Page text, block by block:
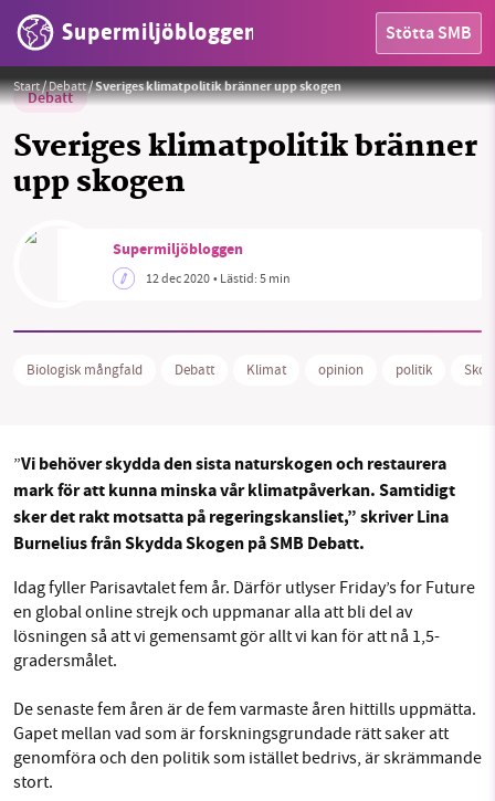
Supermiljöbloggen Stötta SMB
HEM
MILJÖFAKTA
Sparade inlägg
Threads LinkedIn
Start/Debatt/Sveriges klimatpolitik bränner upp skogen
Debatt
Sveriges klimatpolitik bränner
upp skogen
Foto:Greenpeace Sverige
Supermiljöbloggen
12 dec 2020• Lästid:5 min
Biologisk mångfald Debatt Klimat opinion politik Skog
”Vi behöver skydda den sista naturskogen och restaurera
mark för att kunna minska vår klimatpåverkan. Samtidigt
sker det rakt motsatta på regeringskansliet,” skriver Lina
Burnelius från Skydda Skogen på SMB Debatt.
Idag fyller Parisavtalet fem år. Därför utlyser Friday’s for Future
en global online strejk och uppmanar alla att bli del av
lösningen så att vi gemensamt gör allt vi kan för att nå 1,5-
gradersmålet.
De senaste fem åren är de fem varmaste åren hittills uppmätta.
Gapet mellan vad som är forskningsgrundade rätt saker att
genomföra och den politik som istället bedrivs, är skrämmande
stort.
SMB kämpar för en hållbar framtid. Sedan
starten 2010 har vår ideella redaktion drivit
miljödebatten framåt genom
nyhetsbevakning och granskningar. Nu vill vi
utveckla vårt arbete – och vi hoppas att du
vill hjälpa oss.
Stötta vårt arbete genom att swisha en slant till